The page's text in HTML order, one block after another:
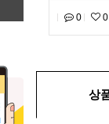
0 0
상